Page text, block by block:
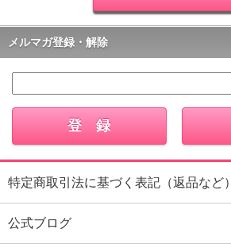
メルマガ登録・解除
特定商取引法に基づく表記（返品など）
公式ブログ